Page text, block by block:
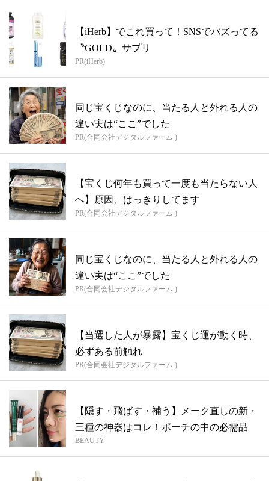
【iHerb】でこれ買って！SNSでバズってる
〝GOLD〟サプリ
PR(iHerb)
同じ宝くじなのに、当たる人と外れる人の
違い実は“ここ”でした
PR(合同会社デジタルファーム )
【宝くじ何年も買って一度も当たらない人
へ】原因、はっきりしてます
PR(合同会社デジタルファーム )
同じ宝くじなのに、当たる人と外れる人の
違い実は“ここ”でした
PR(合同会社デジタルファーム )
【当選した人が暴露】宝くじ運が動く時、
必ずある前触れ
PR(合同会社デジタルファーム )
【隠す・飛ばす・補う】メーク直しの新・
三種の神器はコレ！ポーチの中の必需品
BEAUTY